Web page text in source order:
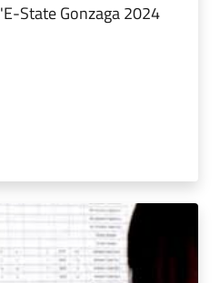
State Gonzaga 2024